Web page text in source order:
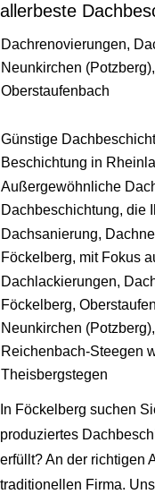
allerbeste
Dachrenovierungen,
Neunkirchen
Oberstaufenbach
Günstige
Beschichtung in
Außergewöhnliche
Dachbeschichtung, die
Dachsanierung,
Föckelberg, mit Fokus
Dachlackierungen,
Föckelberg,
Neunkirchen
Reichenbach-Steegen
Theisbergstegen
In Föckelberg suchen
produziertes
erfüllt? An der richtigen
traditionellen Firma.